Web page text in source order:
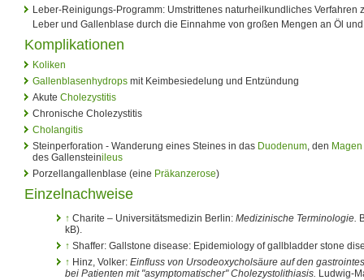
Leber-Reinigungs-Programm: Umstrittenes naturheilkundliches Verfahren
Leber und Gallenblase durch die Einnahme von großen Mengen an Öl
Komplikationen
Koliken
Gallenblasenhydrops mit Keimbesiedelung und Entzündung
Akute Cholezystitis
Chronische Cholezystitis
Cholangitis
Steinperforation - Wanderung eines Steines in das Duodenum, den Magen
des Gallensteinileus
Porzellangallenblase (eine Präkanzerose)
Einzelnachweise
↑ Charite – Universitätsmedizin Berlin: Medizinische Terminologie.
kB).
↑ Shaffer: Gallstone disease: Epidemiology of gallbladder stone
↑ Hinz, Volker: Einfluss von Ursodeoxycholsäure auf den
bei Patienten mit "asymptomatischer" Cholezystolithiasis. Ludwig-